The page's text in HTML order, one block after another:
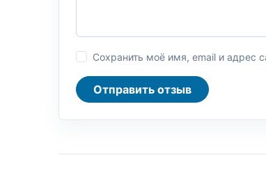
Сохранить моё имя, email и адрес
Отправить отзыв